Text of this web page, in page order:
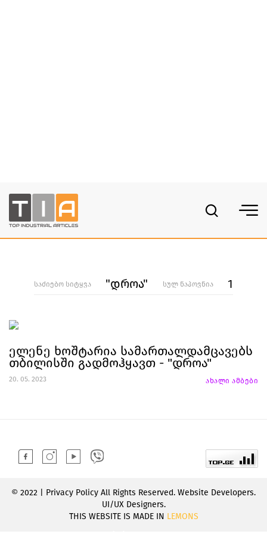
საძიებო სიტყვა "დროა" სულ ნაპოვნია 1
ელენე ხოშტარია სამართალდამცავებს
თბილისში გადმოჰყავთ - "დროა"
20. 05. 2023 ახალი ამბები
© 2022 | Privacy Policy All Rights Reserved. Website Developers.
UI/UX Designers.
THIS WEBSITE IS MADE IN LEMONS